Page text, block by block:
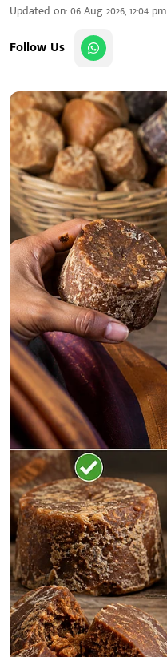
Updated on:06 Aug 2026, 12:04 pm
Follow Us